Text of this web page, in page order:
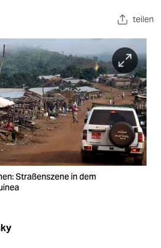
teilen
Straßenszene in dem